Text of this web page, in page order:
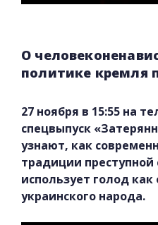
О
политике кремля
27 ноября в 15:55 на
спецвыпуск
узнают, как
традиции преступной
использует голод
украинского народа.